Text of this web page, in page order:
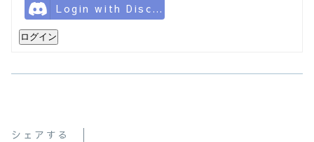
Login with Discord
ログイン
シェアする